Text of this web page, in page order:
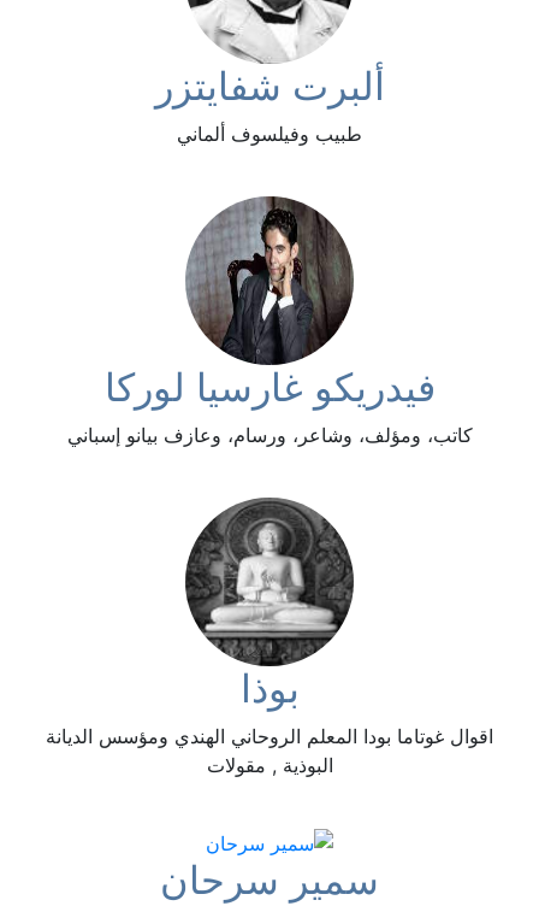
ألبرت شفايتزر
طبيب وفيلسوف ألماني
فيدريكو غارسيا لوركا
كاتب، ومؤلف، وشاعر، ورسام، وعازف بيانو إسباني
بوذا
اقوال غوتاما بودا المعلم الروحاني الهندي ومؤسس الديانة
البوذية , مقولات
سمير سرحان